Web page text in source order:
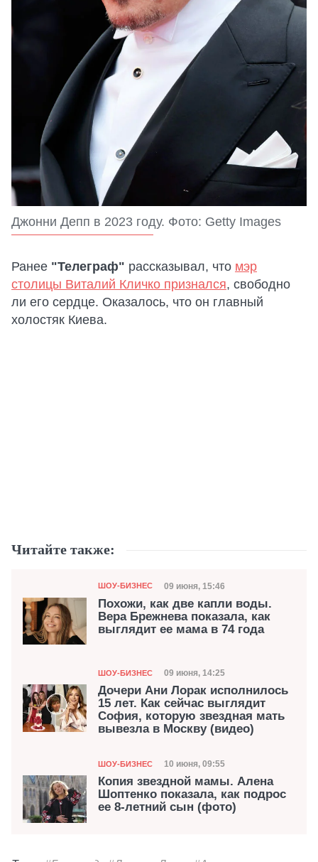
Джонни Депп в 2023 году. Фото: Getty Images
Ранее "Телеграф" рассказывал, что мэр
столицы Виталий Кличко признался, свободно
ли его сердце. Оказалось, что он главный
холостяк Киева.
Читайте также:
Категория
ШОУ-БИЗНЕС Дата публикации
09 июня, 15:46
Похожи, как две капли воды.
Вера Брежнева показала, как
выглядит ее мама в 74 года
Категория
ШОУ-БИЗНЕС Дата публикации
09 июня, 14:25
Дочери Ани Лорак исполнилось
15 лет. Как сейчас выглядит
София, которую звездная мать
вывезла в Москву (видео)
Категория
ШОУ-БИЗНЕС Дата публикации
10 июня, 09:55
Копия звездной мамы. Алена
Шоптенко показала, как подрос
ее 8-летний сын (фото)